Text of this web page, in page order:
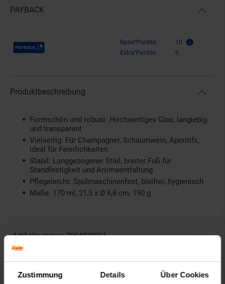
Zustimmung Details Über Cookies
PAYBACK
Payback Punkte Basis°Punkte:
10
Extra°Punkte:
0
Produktbeschreibung
Formschön und robust: Hochwertiges Glas, langlebig
und transparent
Vielseitig: Für Champagner, Schaumwein, Aperitifs,
ideal für Feierlichkeiten
Stabil: Langgezogener Stiel, breiter Fuß für
Standfestigkeit und Aromaentfaltung
Pflegeleicht: Spülmaschinenfest, bleifrei, hygienisch
Maße: 170 ml, 21,5 x Ø 6,8 cm, 190 g
Artikelnummer: 2864839001
EAN: 4260238068685